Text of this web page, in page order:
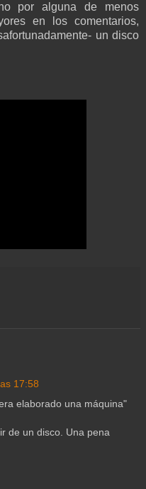
por alguna de menos
en los comentarios,
un disco
17:58
elaborado una máquina"
de un disco. Una pena